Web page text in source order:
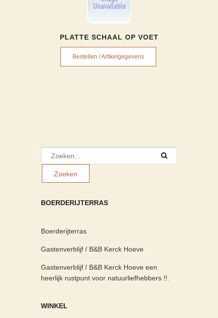
PLATTE SCHAAL OP VOET
Bestellen / Artikelgegevens
BOERDERIJTERRAS
Boerderijterras
Gastenverblijf / B&B Kerck Hoeve
Gastenverblijf / B&B Kerck Hoeve een
heerlijk rustpunt voor natuurliefhebbers !!.
WINKEL